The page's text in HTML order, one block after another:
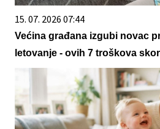
15. 07. 2026 07:44
Većina građana izgubi novac
letovanje - ovih 7 troškova